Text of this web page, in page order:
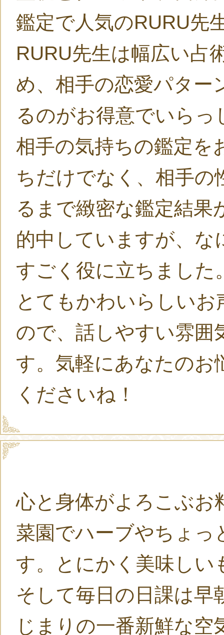
鑑定で人気のRURU先
RURU先生は幅広い占
め、相手の恋愛パター
るのがお得意でいらっ
相手の気持ちの鑑定を
ちだけでなく、相手
るまで緻密な鑑定結果
的中していますが、
すごく役に立ちました
とてもかわいらしい
ので、話しやすい雰囲
す。気軽にあなたのお
くださいね！
心と身体がよろこぶお
菜園でハーブやちょっ
す。とにかく美味しい
そして毎日の日課は早
じまりの一番新鮮な